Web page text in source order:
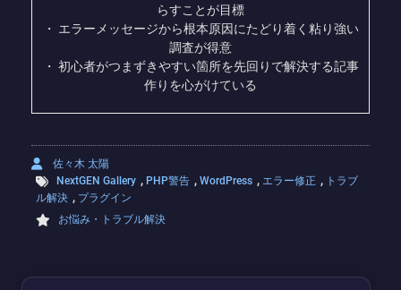
らすことが目標
・ エラーメッセージから根本原因にたどり着く粘り強い
調査が得意
・ 初心者がつまずきやすい箇所を先回りで解決する記事
作りを心がけている
佐々木 太陽
NextGEN Gallery , PHP警告 , WordPress , エラー修正 , トラブ
ル解決 , プラグイン
お悩み・トラブル解決